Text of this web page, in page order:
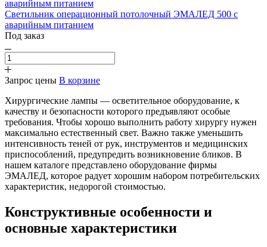
Светильник операционный потолочный ЭМАЛЕД 500 с
аварийным питанием
Под заказ
Запрос цены В корзине
Хирургические лампы — осветительное оборудование, к
качеству и безопасности которого предъявляют особые
требования. Чтобы хорошо выполнить работу хирургу нужен
максимально естественный свет. Важно также уменьшить
интенсивность теней от рук, инструментов и медицинских
приспособлений, предупредить возникновение бликов. В
нашем каталоге представлено оборудование фирмы
ЭМАЛЕД, которое радует хорошим набором потребительских
характеристик, недорогой стоимостью.
Конструктивные особенности и
основные характеристики